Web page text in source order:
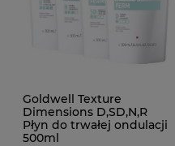
Goldwell Texture
Dimensions D,SD,N,R
Płyn do trwałej ondulacji
500ml